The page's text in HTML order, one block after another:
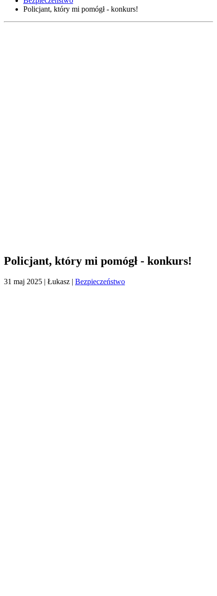
Policjant, który mi pomógł - konkurs!
Policjant, który mi pomógł - konkurs!
31 maj 2025 | Łukasz | Bezpieczeństwo